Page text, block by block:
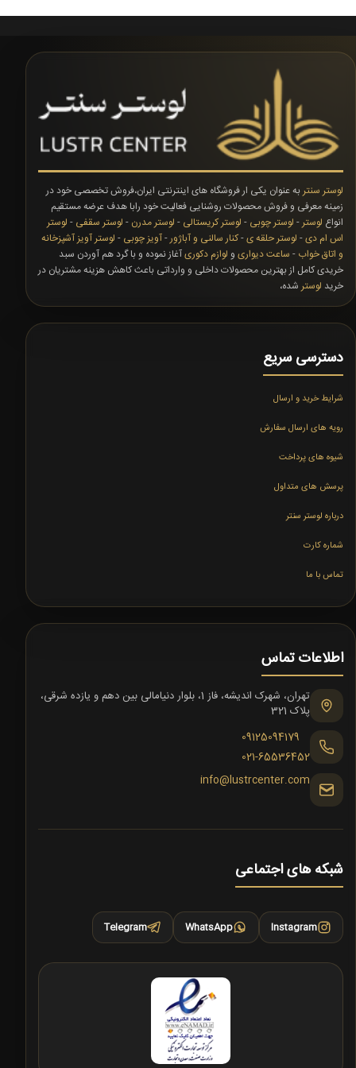
لوستر سنتر به عنوان یکی ار فروشگاه های اینترنتی ایران،فروش تخصصی خود در
زمینه معرفی و فروش محصولات روشنایی فعالیت خود رابا هدف عرضه مستقیم
انواع لوستر - لوستر چوبی - لوستر کریستالی - لوستر مدرن - لوستر سقفی - لوستر
اس ام دی- لوستر حلقه ی-کنار سالنی و آباژور-آویز چوبی - لوستر آویز آشپزخانه
و اتاق خواب - ساعت دیواری و لوازم دکوریآغاز نموده و با گرد هم آوردن سبد
خریدی کامل از بهترین محصولات داخلی و وارداتی باعث کاهش هزینه مشتریان در
خرید لوستر شده،
دسترسی سریع
شرایط خرید و ارسال
رویه های ارسال سفارش
شیوه های پرداخت
پرسش های متداول
درباره لوستر سنتر
شماره کارت
تماس با ما
اطلاعات تماس
تهران، شهرک اندیشه، فاز 1، بلوار دنیامالی بین دهم و یازده شرقی،
پلاک 321
09125094179
021-65536452
info@lustrcenter.com
شبکه های اجتماعی
Instagram
WhatsApp
Telegram